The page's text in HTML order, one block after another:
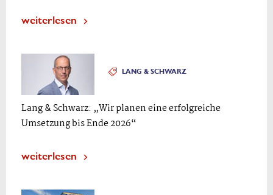
weiterlesen
LANG & SCHWARZ
Lang & Schwarz: „Wir planen eine erfolgreiche
Umsetzung bis Ende 2026“
weiterlesen